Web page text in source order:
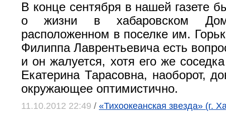
В конце сентября в нашей газете
о жизни в хабаровском
расположенном в поселке им.
Филиппа Лаврентьевича есть
и он жалуется, хотя его же
Екатерина Тарасовна, наоборот,
окружающее оптимистично.
11.10.2012 22:49 / «Тихоокеанская звезда» (г.